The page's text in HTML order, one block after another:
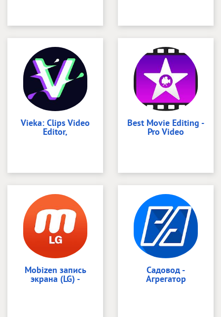
Vieka: Clips Video
Editor,
Best Movie Editing -
Pro Video
Mobizen запись
экрана (LG) -
Садовод -
Агрегатор